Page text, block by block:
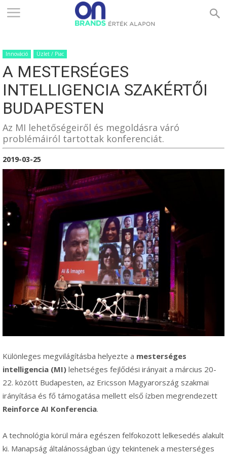
ONBRANDS
–
ÉRTÉK
ALAPON
Innováció Üzlet / Piac
A MESTERSÉGES
INTELLIGENCIA SZAKÉRTŐI
BUDAPESTEN
Az MI lehetőségeiről és megoldásra váró
problémáiról tartottak konferenciát.
2019-03-25
Különleges megvilágításba helyezte a mesterséges
intelligencia (MI) lehetséges fejlődési irányait a március 20-
22. között Budapesten, az Ericsson Magyarország szakmai
irányítása és fő támogatása mellett első ízben megrendezett
Reinforce AI Konferencia.
A technológia körül mára egészen felfokozott lelkesedés alakult
ki. Manapság általánosságban úgy tekintenek a mesterséges